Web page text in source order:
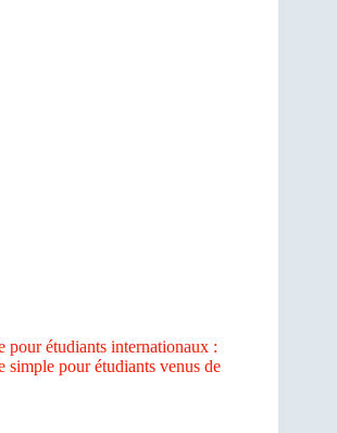
pour étudiants internationaux :
simple pour étudiants venus de